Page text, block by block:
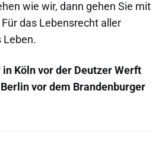
wie wir, dann gehen Sie mit
das Lebensrecht aller
Leben.
Köln vor der Deutzer Werft
vor dem Brandenburger